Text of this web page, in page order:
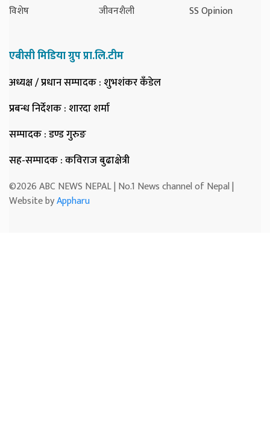
विशेष
जीवनशैली
SS Opinion
एबीसी मिडिया ग्रुप प्रा.लि.टीम
अध्यक्ष / प्रधान सम्पादक: शुभशंकर कँडेल
प्रबन्ध निर्देशक: शारदा शर्मा
सम्पादक: डण्ड गुरुङ
सह-सम्पादक: कविराज बुढाक्षेत्री
©2026 ABC NEWS NEPAL | No.1 News channel of Nepal |
Website byAppharu